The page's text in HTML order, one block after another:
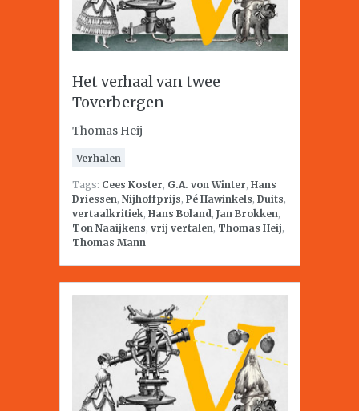
Het verhaal van twee
Toverbergen
Thomas Heij
Verhalen
Tags: Cees Koster, G.A. von Winter, Hans
Driessen, Nijhoffprijs, Pé Hawinkels, Duits,
vertaalkritiek, Hans Boland, Jan Brokken,
Ton Naaijkens, vrij vertalen, Thomas Heij,
Thomas Mann